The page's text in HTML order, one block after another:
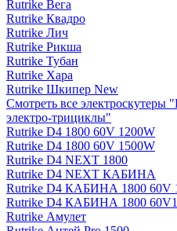
Rutrike Вега
Rutrike Квадро
Rutrike Лич
Rutrike Рикша
Rutrike Тубан
Rutrike Хара
Rutrike Шкипер New
Смотреть все электро­скутеры
электро‑трициклы"
Rutrike D4 1800 60V 1200W
Rutrike D4 1800 60V 1500W
Rutrike D4 NEXT 1800
Rutrike D4 NEXT КАБИНА
Rutrike D4 КАБИНА 1800 60V
Rutrike D4 КАБИНА 1800
Rutrike Амулет